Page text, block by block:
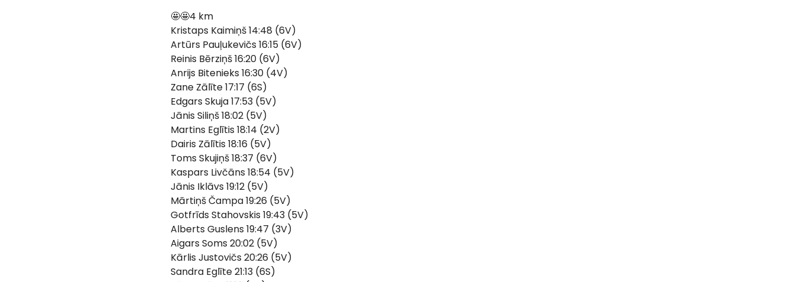
🤩🤩4 km
Kristaps Kaimiņš 14:48 (6V)
Artūrs Pauļukevičs 16:15 (6V)
Reinis Bērziņš 16:20 (6V)
Anrijs Bitenieks 16:30 (4V)
Zane Zālīte 17:17 (6S)
Edgars Skuja 17:53 (5V)
Jānis Siliņš 18:02 (5V)
Martins Eglītis 18:14 (2V)
Dairis Zālītis 18:16 (5V)
Toms Skujiņš 18:37 (6V)
Kaspars Livčāns 18:54 (5V)
Jānis Iklāvs 19:12 (5V)
Mārtiņš Čampa 19:26 (5V)
Gotfrīds Stahovskis 19:43 (5V)
Alberts Guslens 19:47 (3V)
Aigars Soms 20:02 (5V)
Kārlis Justovičs 20:26 (5V)
Sandra Eglīte 21:13 (6S)